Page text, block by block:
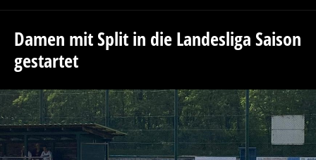
Damen mit Split in die Landesliga Saison
gestartet